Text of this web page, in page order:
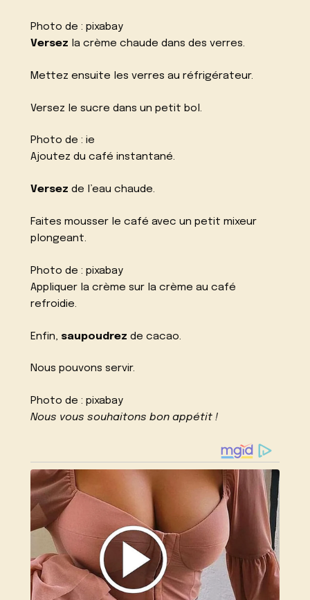
Photo de :pixabay
Versez la crème chaude dans des verres.
Mettez ensuite les verres au réfrigérateur.
Versez le sucre dans un petit bol.
Photo de :ie
Ajoutez du café instantané.
Versez de l’eau chaude.
Faites mousser le café avec un petit mixeur
plongeant.
Photo de :pixabay
Appliquer la crème sur la crème au café
refroidie.
Enfin, saupoudrez de cacao.
Nous pouvons servir.
Photo de :pixabay
Nous vous souhaitons bon appétit !